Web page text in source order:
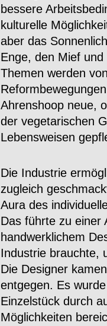
bessere
kulturelle
aber das
Enge, den Mief
Themen werden
Ahrenshoop neue,
der vegetarischen
Lebensweisen
Die Industrie
zugleich
Aura des
Das führte zu einer
handwerklichem
Industrie brauchte,
Die Designer
entgegen. Es
Einzelstück durch
Möglichkeiten